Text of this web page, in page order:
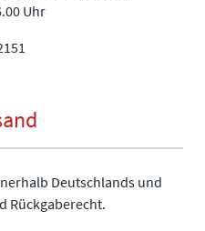
Uhr
Deutschlands und
Rückgaberecht.